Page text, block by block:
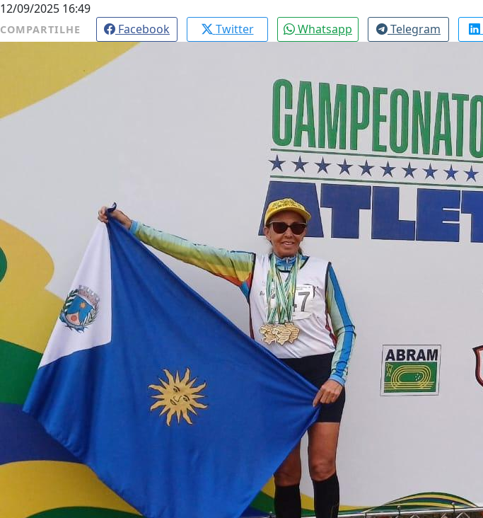
12/09/2025 16:49
COMPARTILHE Facebook Twitter Whatsapp Telegram